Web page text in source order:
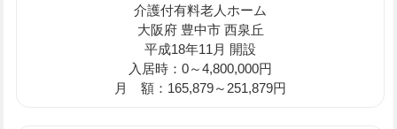
介護付有料老人ホーム
大阪府 豊中市 西泉丘
平成18年11月 開設
入居時：0～4,800,000円
月 額：165,879～251,879円